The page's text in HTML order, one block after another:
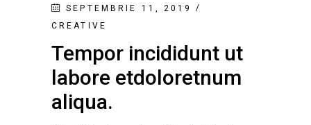
SEPTEMBRIE 11, 2019
CREATIVE
Tempor incididunt ut
labore etdoloretnum
aliqua.